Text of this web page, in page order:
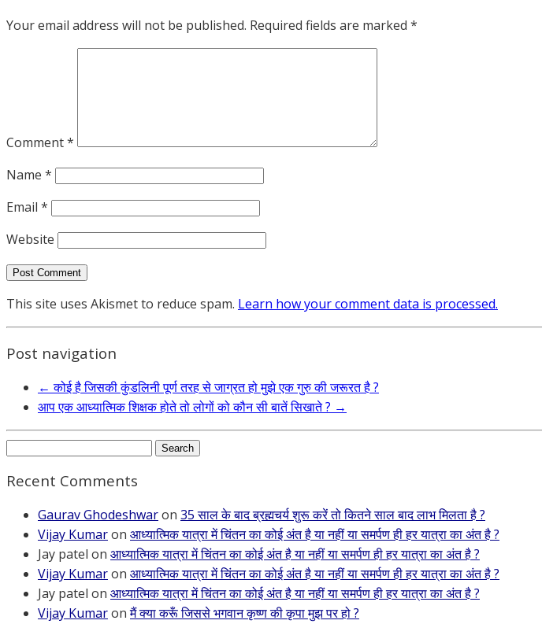
Your email address will not be published. Required fields are marked *
Comment*
Name *
Email *
Website
This site uses Akismet to reduce spam. Learn how your comment data is processed.
Post navigation
← कोई है जिसकी कुंडलिनी पूर्ण तरह से जाग्रत हो मुझे एक गुरु की जरूरत है ?
आप एक आध्यात्मिक शिक्षक होते तो लोगों को कौन सी बातें सिखाते ? →
Search
Recent Comments
Gaurav Ghodeshwaron 35 साल के बाद ब्रह्मचर्य शुरू करें तो कितने साल बाद लाभ मिलता है ?
Vijay Kumaron आध्यात्मिक यात्रा में चिंतन का कोई अंत है या नहीं या समर्पण ही हर यात्रा का अंत है ?
Jay patel on आध्यात्मिक यात्रा में चिंतन का कोई अंत है या नहीं या समर्पण ही हर यात्रा का अंत है ?
Vijay Kumaron आध्यात्मिक यात्रा में चिंतन का कोई अंत है या नहीं या समर्पण ही हर यात्रा का अंत है ?
Jay patel on आध्यात्मिक यात्रा में चिंतन का कोई अंत है या नहीं या समर्पण ही हर यात्रा का अंत है ?
Vijay Kumaronमैं क्या करूँ जिससे भगवान कृष्ण की कृपा मुझ पर हो ?